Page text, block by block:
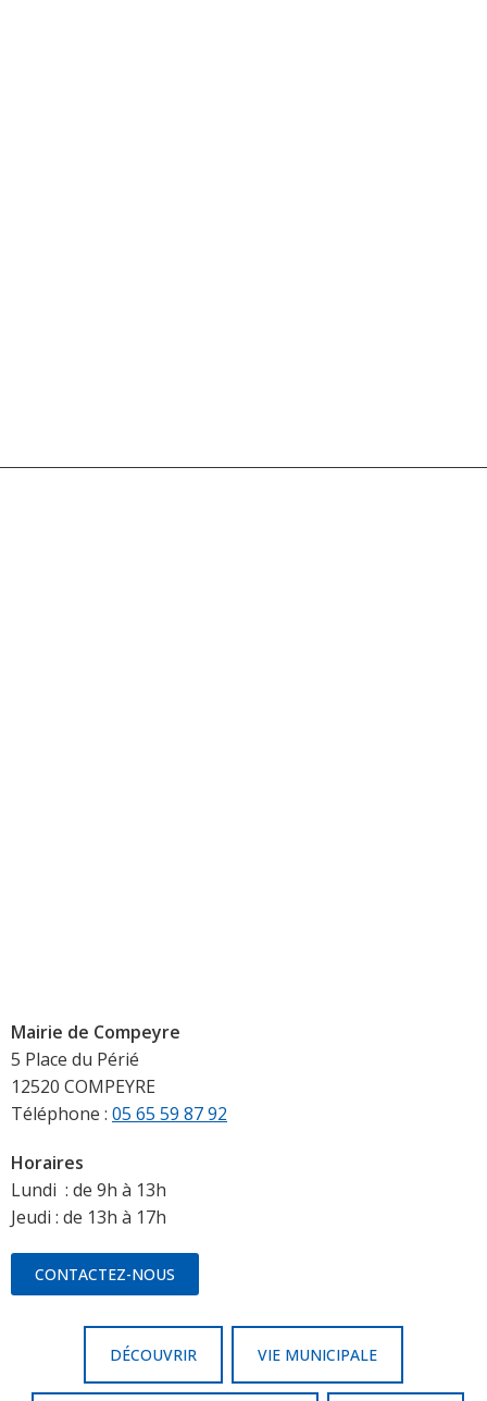
Mairie de Compeyre
5 Place du Périé
12520 COMPEYRE
Téléphone : 05 65 59 87 92
Horaires
Lundi : de 9h à 13h
Jeudi : de 13h à 17h
CONTACTEZ-NOUS
DÉCOUVRIR VIE MUNICIPALE